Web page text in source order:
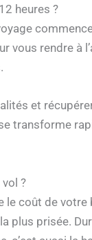
heures ?
vous rendre à
et
transforme
?
le coût de
plus prisée.